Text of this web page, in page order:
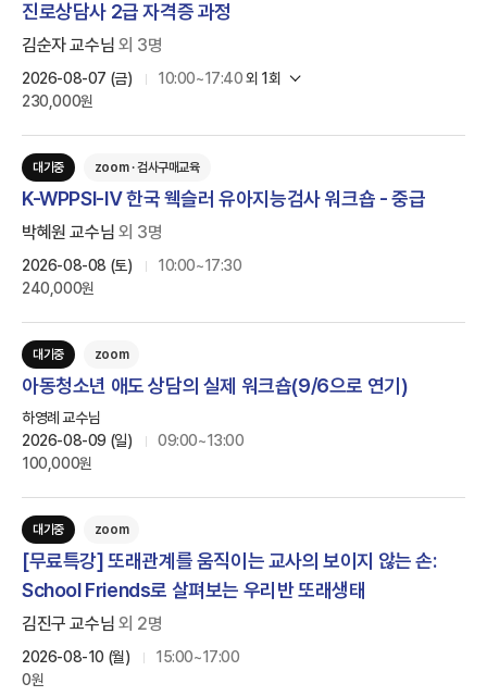
진로상담사 2급 자격증 과정
김순자 교수님 외 3명
2026-08-07 (금) 10:00~17:40외 1회
230,000원
대기중 zoom · 검사구매교육
K-WPPSI-Ⅳ 한국 웩슬러 유아지능검사 워크숍 - 중급
박혜원 교수님 외 3명
2026-08-08 (토)
10:00~17:30
240,000원
대기중 zoom
아동청소년 애도 상담의 실제 워크숍(9/6으로 연기)
하영례 교수님
2026-08-09 (일)
09:00~13:00
100,000원
대기중 zoom
[무료특강] 또래관계를 움직이는 교사의 보이지 않는 손:
School Friends로 살펴보는 우리반 또래생태
김진구 교수님 외 2명
2026-08-10 (월)
15:00~17:00
0원